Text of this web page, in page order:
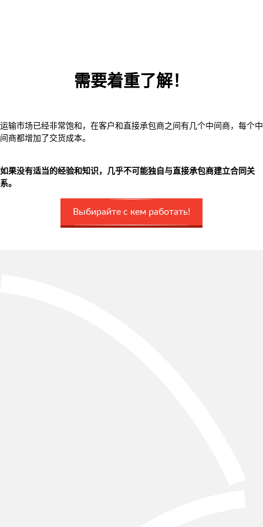
需要着重了解！
运输市场已经非常饱和，在客户和直接承包商之间有几个中间商，每个中
间商都增加了交货成本。
如果没有适当的经验和知识，几乎不可能独自与直接承包商建立合同关
系。
Выбирайте с кем работать!